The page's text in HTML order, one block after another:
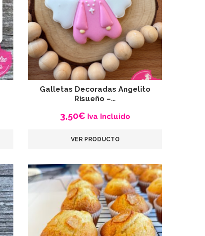
Galletas Decoradas Angelito
Risueño –…
3,50€ Iva Incluido
VER PRODUCTO